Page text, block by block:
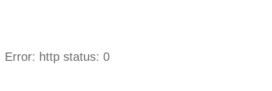
Error: http status: 0